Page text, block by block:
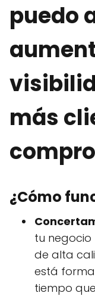
puedo
más
¿Cómo
tu
de alta
está
tiempo